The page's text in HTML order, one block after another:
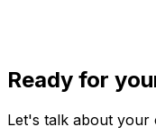
Ready for
Let's talk about your